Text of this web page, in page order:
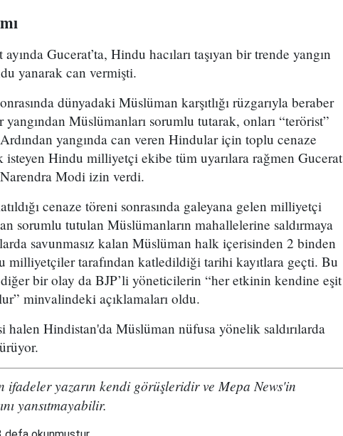
ayında Gucerat’ta, Hindu hacıları taşıyan bir trende yangın
yanarak can vermişti.
dünyadaki Müslüman karşıtlığı rüzgarıyla beraber
Müslümanları sorumlu tutarak, onları “terörist”
yangında can veren Hindular için toplu cenaze
isteyen Hindu milliyetçi ekibe tüm uyarılara rağmen Gucerat
Modi izin verdi.
cenaze töreni sonrasında galeyana gelen milliyetçi
sorumlu tutulan Müslümanların mahallelerine saldırmaya
savunmasız kalan Müslüman halk içerisinden 2 binden
milliyetçiler tarafından katledildiği tarihi kayıtlara geçti. Bu
diğer bir olay da BJP’li yöneticilerin “her etkinin kendine eşit
minvalindeki açıklamaları oldu.
Hindistan'da Müslüman nüfusa yönelik saldırılarda
ifadeler yazarın kendi görüşleridir ve Mepa News'in
yansıtmayabilir.